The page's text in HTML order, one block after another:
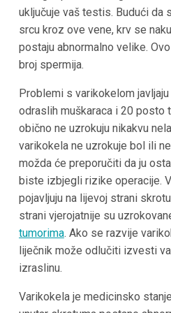
uključuje vaš testis. Budući da
srcu kroz ove vene, krv se
postaju abnormalno velike.
broj spermija.
Problemi s varikokelom
odraslih muškaraca i 20 posto
obično ne uzrokuju nikakvu
varikokela ne uzrokuje bol ili
možda će preporučiti da ju
biste izbjegli rizike operacije.
pojavljuju na lijevoj strani
strani vjerojatnije su
tumorima. Ako se razvije
liječnik može odlučiti izvesti
izraslinu.
Varikokela je medicinsko